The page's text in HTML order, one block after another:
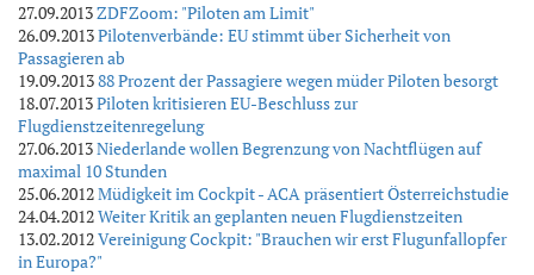
27.09.2013ZDFZoom: "Piloten am Limit"
26.09.2013Pilotenverbände: EU stimmt über Sicherheit von
Passagieren ab
19.09.201388 Prozent der Passagiere wegen müder Piloten besorgt
18.07.2013Piloten kritisieren EU-Beschluss zur
Flugdienstzeitenregelung
27.06.2013Niederlande wollen Begrenzung von Nachtflügen auf
maximal 10 Stunden
25.06.2012Müdigkeit im Cockpit - ACA präsentiert Österreichstudie
24.04.2012Weiter Kritik an geplanten neuen Flugdienstzeiten
13.02.2012Vereinigung Cockpit: "Brauchen wir erst Flugunfallopfer
in Europa?"